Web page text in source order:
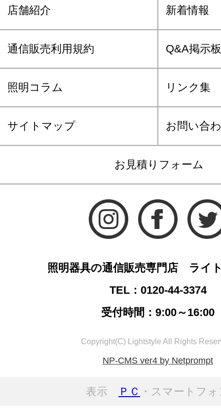
店舗紹介 新着情報
通信販売利用規約 Q&A掲示板
照明コラム リンク集
サイトマップ お問い合
お見積りフォーム
照明器具の通信販売専門店 ライ
TEL：0120-44-3374
受付時間：9:00～16:00
Copyright(C) Lightstyle All Rights
NP-CMS ver4 by Netprompt
表示 ＰＣ ・スマートフ